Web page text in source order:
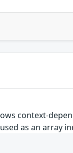
context-
as an array